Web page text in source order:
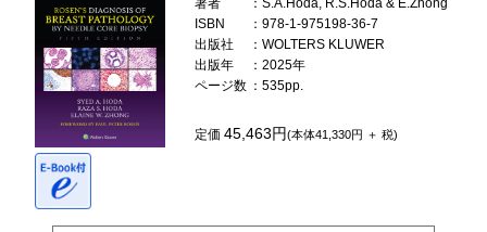
著者
：S.A.Hoda, R.S.Hoda & E.Zhong
ISBN
：978-1-975198-36-7
出版社
：WOLTERS KLUWER
出版年
：2025年
ページ数 ：535pp.
定価45,463円(本体41,330円 ＋ 税)